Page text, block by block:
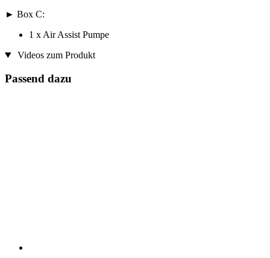
► Box C:
1 x Air Assist Pumpe
Videos zum Produkt
Passend dazu